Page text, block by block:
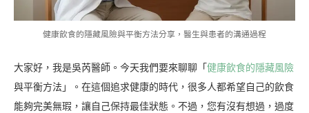
健康飲食的隱藏風險與平衡方法分享，醫生與患者的溝通過程
大家好，我是吳芮醫師。今天我們要來聊聊「 健康飲食的隱藏風險
與平衡方法」。在這個追求健康的時代，很多人都希望自己的飲食
能夠完美無瑕，讓自己保持最佳狀態。不過，您有沒有想過，過度